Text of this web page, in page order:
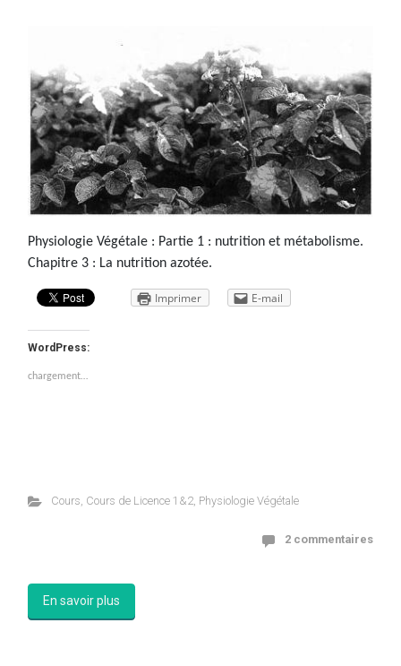
Physiologie Végétale : Partie 1 : nutrition et métabolisme.
Chapitre 3 : La nutrition azotée.
Imprimer E-mail
WordPress:
chargement…
Cours, Cours de Licence 1&2, Physiologie Végétale
2 commentaires
En savoir plus